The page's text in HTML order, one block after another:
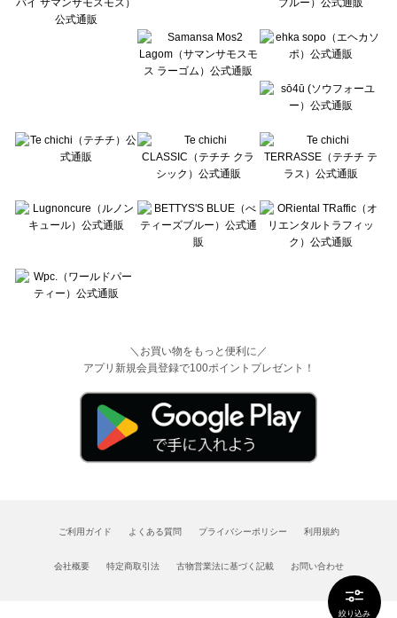
絞り込み
Wpc.（ワールドパーティー）のカットソー一覧
＼お買い物をもっと便利に／
アプリ新規会員登録で100ポイントプレゼント！
ご利用ガイド よくある質問 プライバシーポリシー 利用規約
会社概要 特定商取引法 古物営業法に基づく記載 お問い合わせ